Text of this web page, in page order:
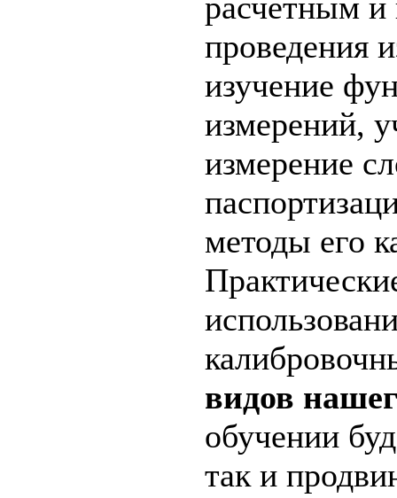
проведения
изучение
измерений,
измерение
методы его
видов
обучении
так и